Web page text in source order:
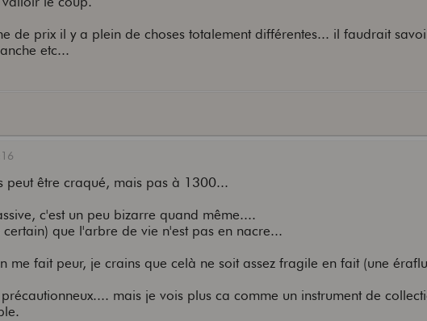
de prix il y a plein de choses totalement différentes... il faudrait
etc...
être craqué, mais pas à 1300...
c'est un peu bizarre quand même....
certain) que l'arbre de vie n'est pas en nacre...
me fait peur, je crains que celà ne soit assez fragile en fait (une
mais je vois plus ca comme un instrument de